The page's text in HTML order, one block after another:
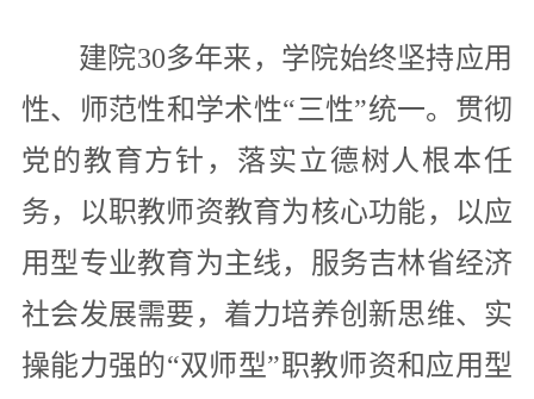
建院30多年来，学院始终坚持应用
性、师范性和学术性“三性”统一。贯彻
党的教育方针，落实立德树人根本任
务，以职教师资教育为核心功能，以应
用型专业教育为主线，服务吉林省经济
社会发展需要，着力培养创新思维、实
操能力强的“双师型”职教师资和应用型